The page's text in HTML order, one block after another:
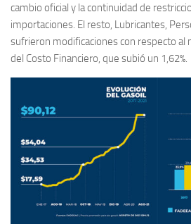
cambio oficial y la continuidad de
importaciones. El resto, Lubricantes,
sufrieron modificaciones con respecto al
del Costo Financiero, que subió un 1,62%.